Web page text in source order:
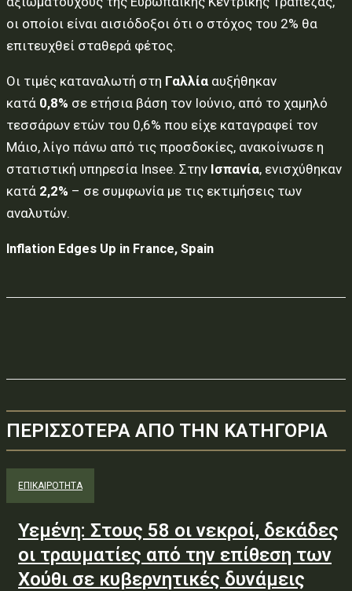
οι οποίοι είναι αισιόδοξοι ότι ο στόχος του 2% θα
επιτευχθεί σταθερά φέτος.
Οι τιμές καταναλωτή στη Γαλλία αυξήθηκαν
κατά 0,8% σε ετήσια βάση τον Ιούνιο, από το χαμηλό
τεσσάρων ετών του 0,6% που είχε καταγραφεί τον
Μάιο, λίγο πάνω από τις προσδοκίες, ανακοίνωσε η
στατιστική υπηρεσία Insee. Στην Ισπανία, ενισχύθηκαν
κατά 2,2% – σε συμφωνία με τις εκτιμήσεις των
αναλυτών.
Inflation Edges Up in France, Spain
ΠΕΡΙΣΣΟΤΕΡΑ ΑΠΟ ΤΗΝ ΚΑΤΗΓΟΡΙΑ
ΕΠΙΚΑΙΡΟΤΗΤΑ
Υεμένη: Στους 58 οι νεκροί, δεκάδες
οι τραυματίες από την επίθεση των
Χούθι σε κυβερνητικές δυνάμεις